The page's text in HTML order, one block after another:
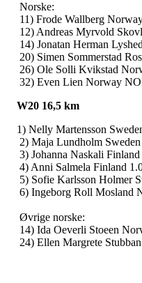
Norske:
11) Frode Wallberg
12) Andreas Myrvold
14) Jonatan Herman
20) Simen Sommerstad
26) Ole Solli Kvikstad
32) Even Lien Norway
W20 16,5 km
1) Nelly Martensson
2) Maja Lundholm
3) Johanna Naskali
4) Anni Salmela Finland
5) Sofie Karlsson Holmer
6) Ingeborg Roll Mosland
Øvrige norske:
14) Ida Oeverli Stoeen
24) Ellen Margrete